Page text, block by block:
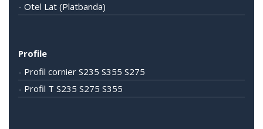
- Otel Lat (Platbanda)
Profile
- Profil cornier S235 S355 S275
- Profil T S235 S275 S355